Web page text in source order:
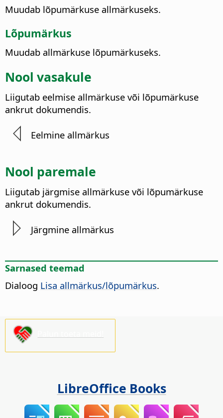
Muudab lõpumärkuse allmärkuseks.
Lõpumärkus
Muudab allmärkuse lõpumärkuseks.
Nool vasakule
Liigutab eelmise allmärkuse või lõpumärkuse
ankrut dokumendis.
Eelmine allmärkus
Nool paremale
Liigutab järgmise allmärkuse või lõpumärkuse
ankrut dokumendis.
Järgmine allmärkus
Sarnased teemad
Dialoog Lisa allmärkus/lõpumärkus.
LibreOffice Books